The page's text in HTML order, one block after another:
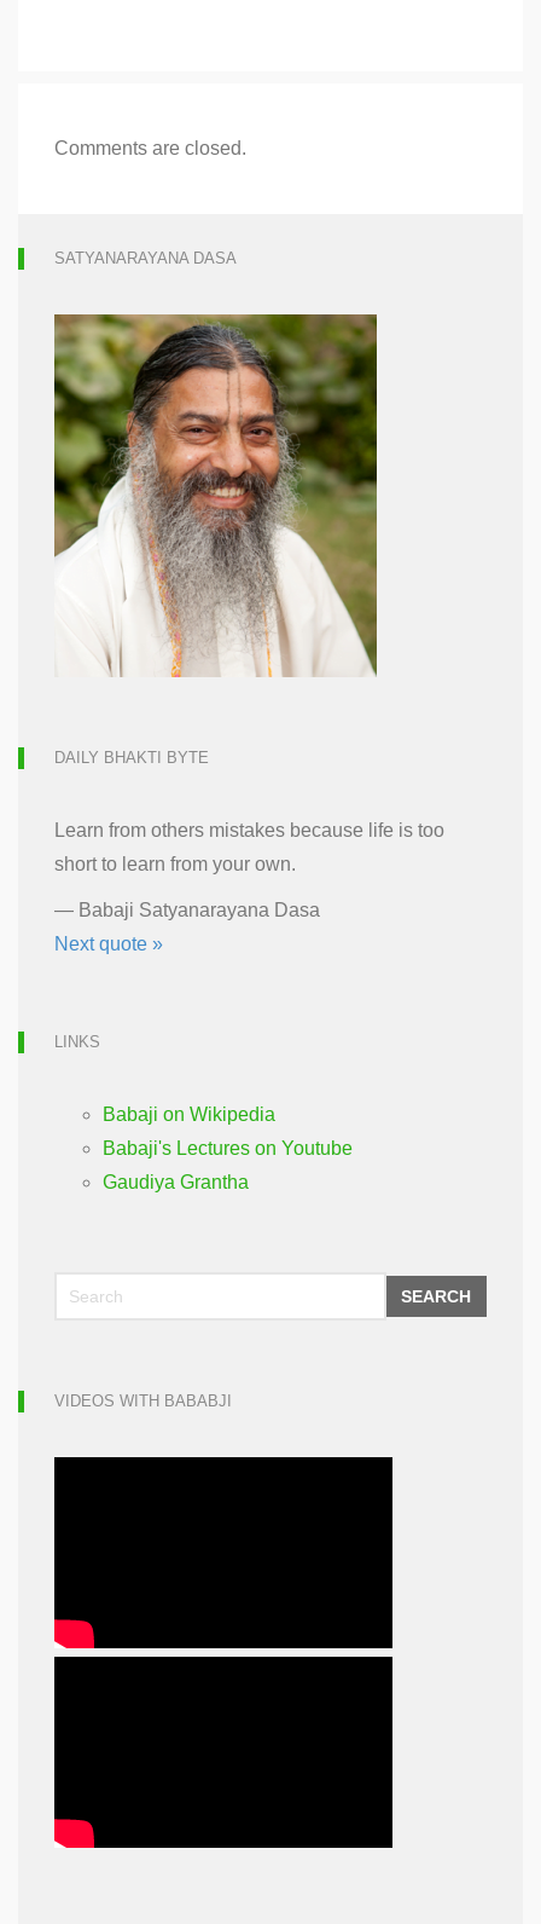
Comments are closed.
SATYANARAYANA DASA
DAILY BHAKTI BYTE
Learn from others mistakes because life is too
short to learn from your own.
— Babaji Satyanarayana Dasa
Next quote »
LINKS
Babaji on Wikipedia
Babaji's Lectures on Youtube
Gaudiya Grantha
SEARCH
VIDEOS WITH BABABJI